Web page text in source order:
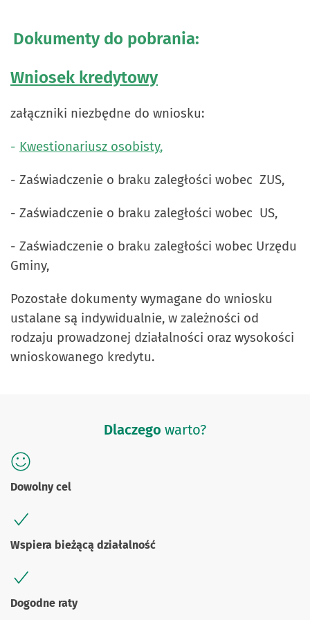
Dokumenty do pobrania:
Wniosek kredytowy
załączniki niezbędne do wniosku:
- Kwestionariusz osobisty,
- Zaświadczenie o braku zaległości wobec ZUS,
- Zaświadczenie o braku zaległości wobec US,
- Zaświadczenie o braku zaległości wobec Urzędu
Gminy,
Pozostałe dokumenty wymagane do wniosku
ustalane są indywidualnie, w zależności od
rodzaju prowadzonej działalności oraz wysokości
wnioskowanego kredytu.
Dlaczego warto?
Dowolny cel
Wspiera bieżącą działalność
Dogodne raty